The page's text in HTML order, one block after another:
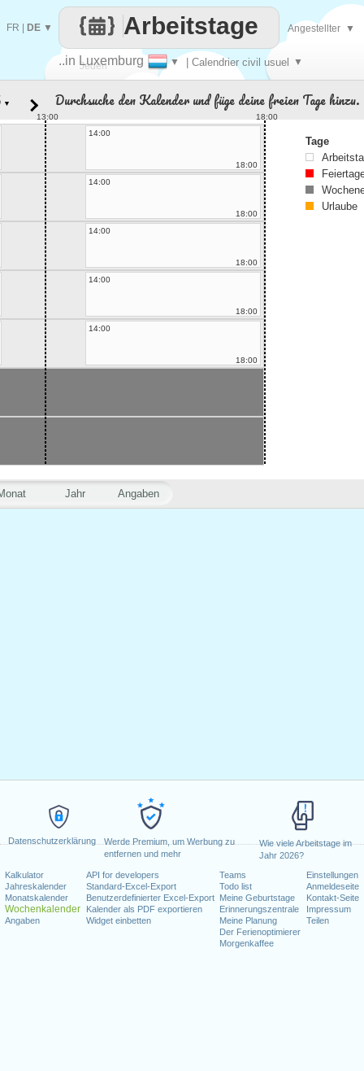
Datenschutzerklärung
Werde Premium, um Werbung zu
entfernen und mehr
Wie viele Arbeitstage im
Jahr 2026?
Kalkulator
Jahreskalender
Monatskalender
Wochenkalender
Angaben
API for developers
Standard-Excel-Export
Benutzerdefinierter Excel-Export
Kalender als PDF exportieren
Widget einbetten
Teams
Todo list
Meine Geburtstage
Erinnerungszentrale
Meine Planung
Der Ferienoptimierer
Morgenkaffee
Einstellungen
Anmeldeseite
Kontakt-Seite
Impressum
Teilen
Jeden
..in Luxemburg ▼ | Calendrier civil usuel ▼
Arbeitstage
FR DE ▼ Angestellter ▼
Jahr Angaben
▼ Durchsuche den Kalender und füge deine freien Tage hinzu.
13:00
18:00
14:00
18:00
14:00
18:00
14:00
18:00
14:00
18:00
14:00
18:00
Tage
Urlaube